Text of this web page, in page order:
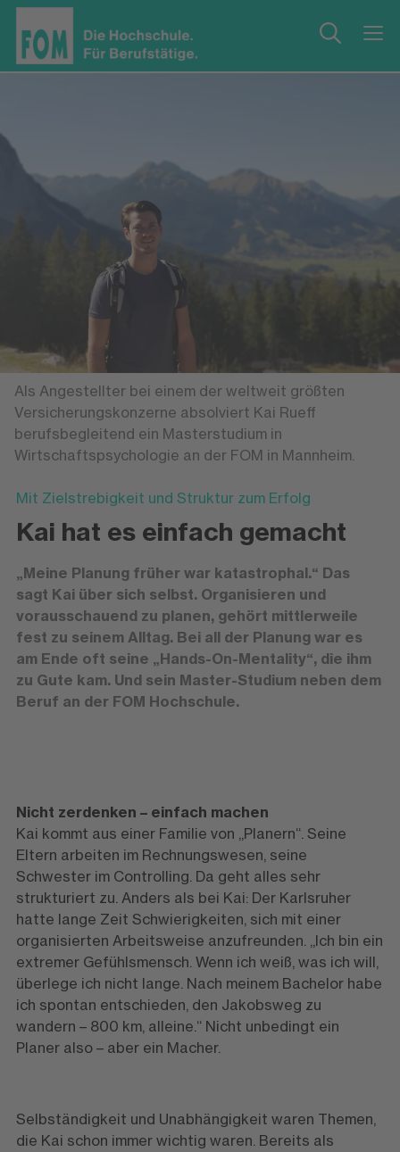
Als Angestellter bei einem der weltweit größten
Versicherungskonzerne absolviert Kai Rueff
berufsbegleitend ein Masterstudium in
Wirtschaftspsychologie an der FOM in Mannheim.
Mit Zielstrebigkeit und Struktur zum Erfolg
Kai hat es einfach gemacht
„Meine Planung früher war katastrophal.“ Das
sagt Kai über sich selbst. Organisieren und
vorausschauend zu planen, gehört mittlerweile
fest zu seinem Alltag. Bei all der Planung war es
am Ende oft seine „Hands-On-Mentality“, die ihm
zu Gute kam. Und sein Master-Studium neben dem
Beruf an der FOM Hochschule.
Nicht zerdenken – einfach machen
Kai kommt aus einer Familie von „Planern“. Seine
Eltern arbeiten im Rechnungswesen, seine
Schwester im Controlling. Da geht alles sehr
strukturiert zu. Anders als bei Kai: Der Karlsruher
hatte lange Zeit Schwierigkeiten, sich mit einer
organisierten Arbeitsweise anzufreunden. „Ich bin ein
extremer Gefühlsmensch. Wenn ich weiß, was ich will,
überlege ich nicht lange. Nach meinem Bachelor habe
ich spontan entschieden, den Jakobsweg zu
wandern – 800 km, alleine.“ Nicht unbedingt ein
Planer also – aber ein Macher.
Selbständigkeit und Unabhängigkeit waren Themen,
die Kai schon immer wichtig waren. Bereits als